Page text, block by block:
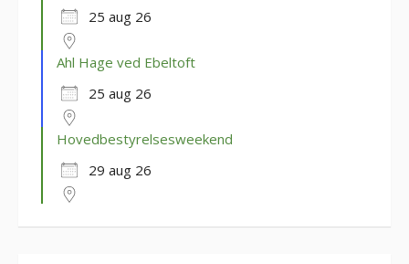
25 aug 26
Ahl Hage ved Ebeltoft
25 aug 26
Hovedbestyrelsesweekend
29 aug 26